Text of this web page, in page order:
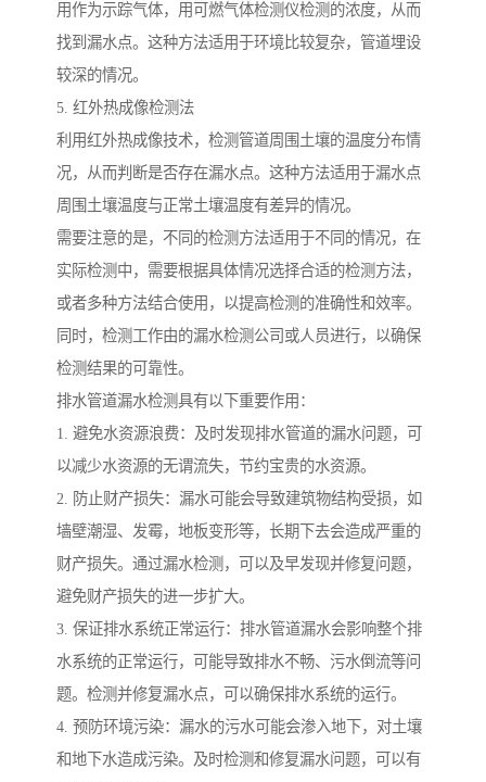
用作为示踪气体，用可燃气体检测仪检测的浓度，从而
找到漏水点。这种方法适用于环境比较复杂，管道埋设
较深的情况。
5. 红外热成像检测法
利用红外热成像技术，检测管道周围土壤的温度分布情
况，从而判断是否存在漏水点。这种方法适用于漏水点
周围土壤温度与正常土壤温度有差异的情况。
需要注意的是，不同的检测方法适用于不同的情况，在
实际检测中，需要根据具体情况选择合适的检测方法，
或者多种方法结合使用，以提高检测的准确性和效率。
同时，检测工作由的漏水检测公司或人员进行，以确保
检测结果的可靠性。
排水管道漏水检测具有以下重要作用：
1. 避免水资源浪费：及时发现排水管道的漏水问题，可
以减少水资源的无谓流失，节约宝贵的水资源。
2. 防止财产损失：漏水可能会导致建筑物结构受损，如
墙壁潮湿、发霉，地板变形等，长期下去会造成严重的
财产损失。通过漏水检测，可以及早发现并修复问题，
避免财产损失的进一步扩大。
3. 保证排水系统正常运行：排水管道漏水会影响整个排
水系统的正常运行，可能导致排水不畅、污水倒流等问
题。检测并修复漏水点，可以确保排水系统的运行。
4. 预防环境污染：漏水的污水可能会渗入地下，对土壤
和地下水造成污染。及时检测和修复漏水问题，可以有